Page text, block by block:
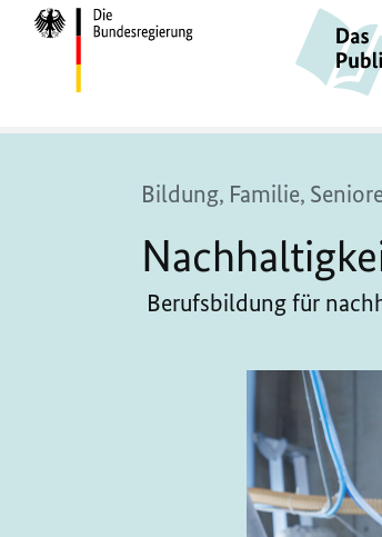
Bildung, Familie,
Berufsbildung für